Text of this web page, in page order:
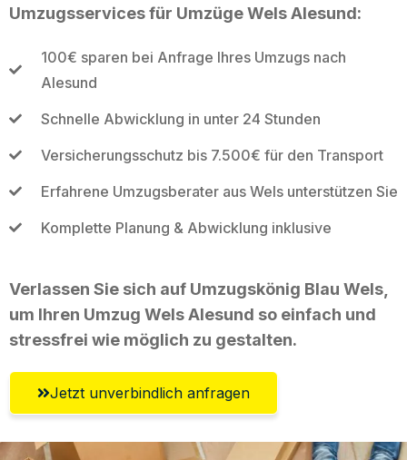
Umzugsservices für Umzüge Wels Alesund:
100€ sparen bei Anfrage Ihres Umzugs nach
Alesund
Schnelle Abwicklung in unter 24 Stunden
Versicherungsschutz bis 7.500€ für den Transport
Erfahrene Umzugsberater aus Wels unterstützen Sie
Komplette Planung & Abwicklung inklusive
Verlassen Sie sich auf Umzugskönig Blau Wels,
um Ihren Umzug Wels Alesund so einfach und
stressfrei wie möglich zu gestalten.
Jetzt unverbindlich anfragen